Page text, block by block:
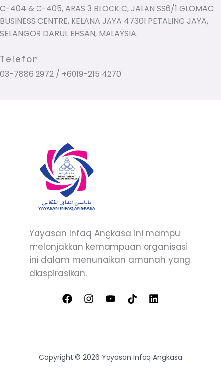
C-404 & C-405, ARAS 3 BLOCK C, JALAN SS6/1 GLOMAC
BUSINESS CENTRE, KELANA JAYA 47301 PETALING JAYA,
SELANGOR DARUL EHSAN, MALAYSIA.
Telefon
03-7886 2972 / +6019-215 4270
Yayasan Infaq Angkasa ini mampu
melonjakkan kemampuan organisasi
ini dalam menunaikan amanah yang
diaspirasikan.
Copyright © 2026 Yayasan Infaq Angkasa